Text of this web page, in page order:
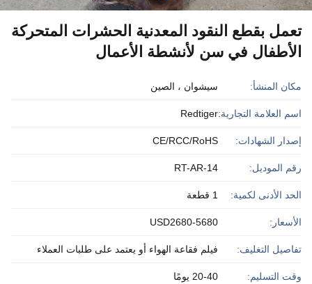
تعمل بقطع النقود المعدنية الحشرات المتحركة
الأطفال في سن لأنشطة الأعمال
مكان المنشأ: سيشوان ، الصين
اسم العلامة التجارية:Redtiger
إصدار الشهادات: CE/RCC/RoHS
رقم الموديل: RT-AR-14
الحد الأدنى لكمية: 1 قطعة
الأسعار: USD2680-5680
تفاصيل التغليف: فيلم فقاعة الهواء أو يعتمد على طلبات العملاء
وقت التسليم: 20-40 يومًا